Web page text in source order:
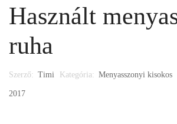
Használt
ruha
Szerző: Timi Kategória: Menyasszonyi kisokos
2017